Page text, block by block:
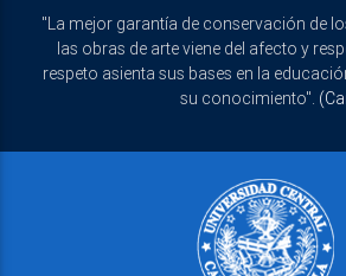
"La mejor garantía de conservación de
las obras de arte viene del afecto y
respeto asienta sus bases en la
su conocimiento".